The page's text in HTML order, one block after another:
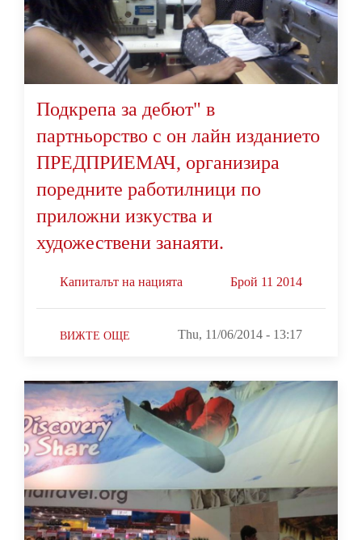
Подкрепа за дебют" в
партньорство с он лайн изданието
ПРЕДПРИЕМАЧ, организира
поредните работилници по
приложни изкуства и
художествени занаяти.
Капиталът на нацията Брой 11 2014
ВИЖТЕ ОЩЕ Thu, 11/06/2014 - 13:17